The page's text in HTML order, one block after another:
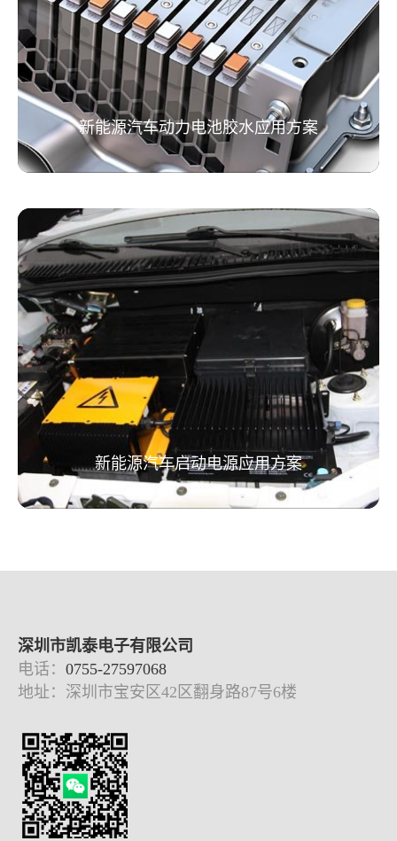
了解更多
新能源汽车动力电池胶水应用方案
新能源汽车动力电池胶水应用方案
了解更多
新能源汽车启动电源应用方案
深圳市凯泰电子有限公司
电话： 0755-27597068
地址：深圳市宝安区42区翻身路87号6楼